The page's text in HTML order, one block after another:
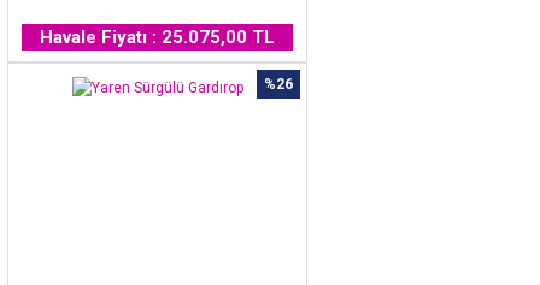
Havale Fiyatı : 25.075,00 TL
%26